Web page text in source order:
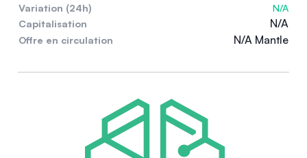
Variation (24h)
N/A
Capitalisation
N/A
Offre en circulation N/A Mantle